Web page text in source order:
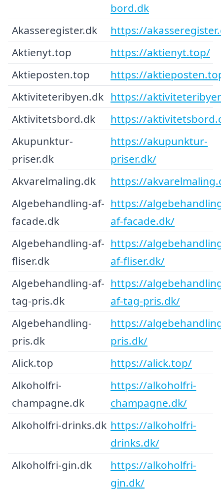
bord.dk
Akasseregister.dk
https://
Aktienyt.top
https://aktienyt.top/
Aktieposten.top
https://
Aktiviteteribyen.dk https://
Aktivitetsbord.dk
https://
Akupunktur-
priser.dk
https://akupunktur-
priser.dk/
Akvarelmaling.dk
https://
Algebehandling-af-
facade.dk
https://
af-facade.dk/
Algebehandling-af-
fliser.dk
https://
af-fliser.dk/
Algebehandling-af-
tag-pris.dk
https://
af-tag-pris.dk/
Algebehandling-
pris.dk
https://
pris.dk/
Alick.top
https://alick.top/
Alkoholfri-
champagne.dk
https://alkoholfri-
champagne.dk/
Alkoholfri-drinks.dk https://alkoholfri-
drinks.dk/
Alkoholfri-gin.dk
https://alkoholfri-
gin.dk/